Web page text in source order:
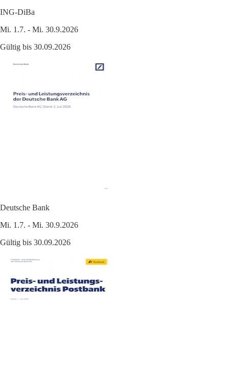
ING-DiBa
Mi. 1.7. - Mi. 30.9.2026
Gültig bis 30.09.2026
Deutsche Bank
Mi. 1.7. - Mi. 30.9.2026
Gültig bis 30.09.2026